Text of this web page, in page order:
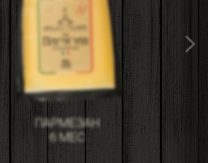
ПАРМЕЗАН
6 МЕС